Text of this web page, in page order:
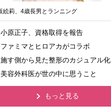
絵莉、4歳長男とランニング
小原正子、資格取得を報告
ファミマとヒロアカがコラボ
施す側から見た整形のカジュアル化
美容外科医が世の中に思うこと
もっと見る